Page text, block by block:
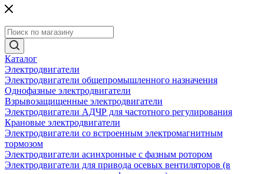
Каталог
Электродвигатели
Электродвигатели общепромышленного назначения
Однофазные электродвигатели
Взрывозащищенные электродвигатели
Электродвигатели АДЧР для частотного регулирования
Крановые электродвигатели
Электродвигатели со встроенным электромагнитным
тормозом
Электродвигатели асинхронные с фазным ротором
Электродвигатели для привода осевых вентиляторов (в